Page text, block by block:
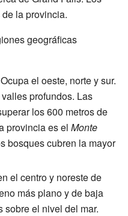
la provincia.
geográficas
el oeste, norte y sur.
profundos. Las
los 600 metros de
provincia es el Monte
bosques cubren la mayor
el centro y noreste de
más plano y de baja
sobre el nivel del mar.